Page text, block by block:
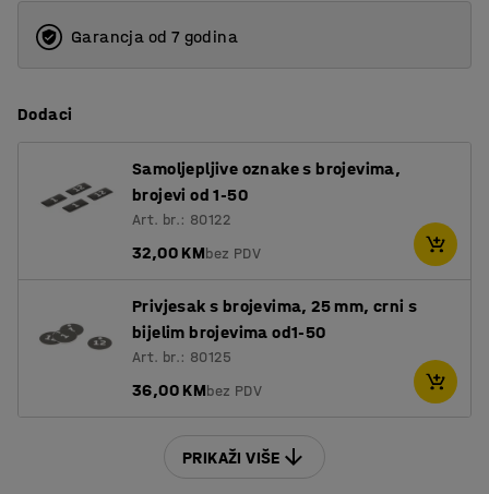
24 Garancja od 7 godina
Dodaci
Samoljepljive oznake s brojevima,
brojevi od 1-50
Art. br.: 80122
32,00 KMbez PDV
Privjesak s brojevima, 25 mm, crni s
bijelim brojevima od1-50
Art. br.: 80125
36,00 KMbez PDV
PRIKAŽI VIŠE